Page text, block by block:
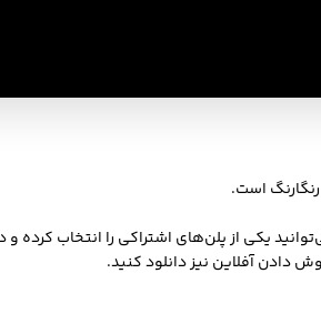
است.
دادن آفلاین نیز دانلود کنید.